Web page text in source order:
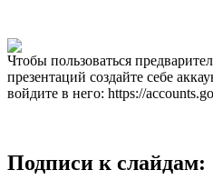
Чтобы пользоваться
презентаций создайте себе
войдите в него: https://
Подписи к слайдам: